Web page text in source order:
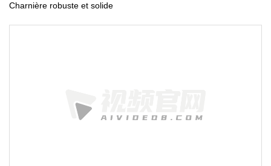
Charnière robuste et solide